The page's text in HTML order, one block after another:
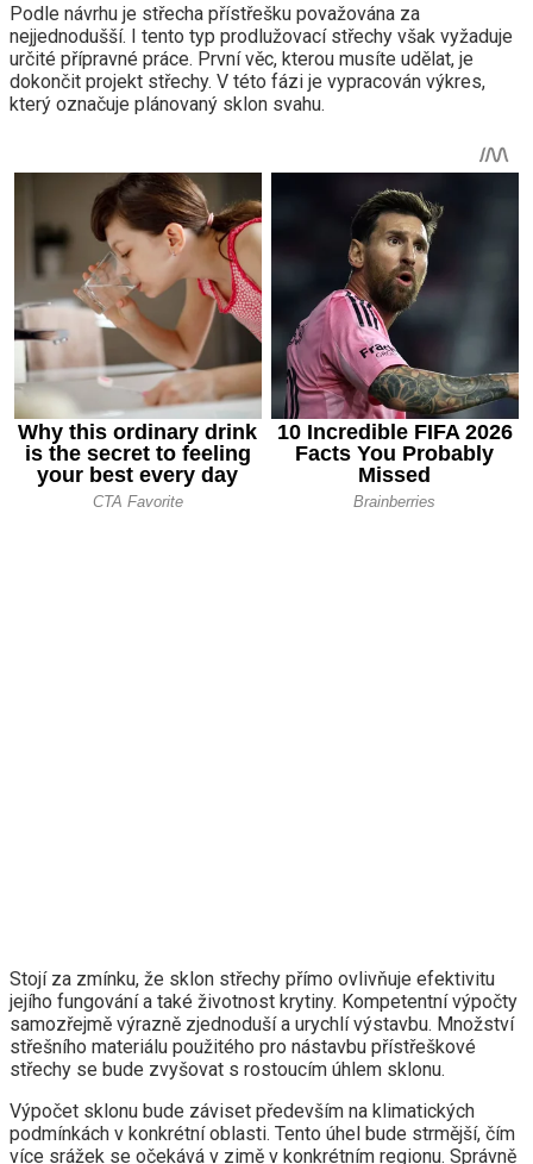
Podle návrhu je střecha přístřešku považována za
nejjednodušší. I tento typ prodlužovací střechy však vyžaduje
určité přípravné práce. První věc, kterou musíte udělat, je
dokončit projekt střechy. V této fázi je vypracován výkres,
který označuje plánovaný sklon svahu.
Stojí za zmínku, že sklon střechy přímo ovlivňuje efektivitu
jejího fungování a také životnost krytiny. Kompetentní výpočty
samozřejmě výrazně zjednoduší a urychlí výstavbu. Množství
střešního materiálu použitého pro nástavbu přístřeškové
střechy se bude zvyšovat s rostoucím úhlem sklonu.
Výpočet sklonu bude záviset především na klimatických
podmínkách v konkrétní oblasti. Tento úhel bude strmější, čím
více srážek se očekává v zimě v konkrétním regionu. Správně